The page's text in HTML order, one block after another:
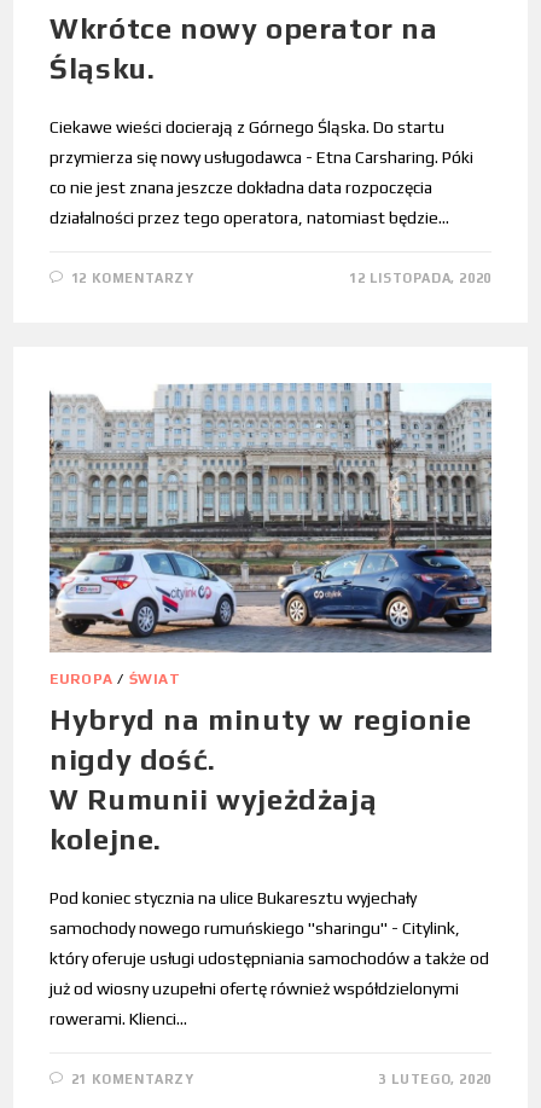
Wkrótce nowy operator na
Śląsku.
Ciekawe wieści docierają z Górnego Śląska. Do startu
przymierza się nowy usługodawca - Etna Carsharing. Póki
co nie jest znana jeszcze dokładna data rozpoczęcia
działalności przez tego operatora, natomiast będzie…
12 KOMENTARZY 12 LISTOPADA, 2020
EUROPA / ŚWIAT
Hybryd na minuty w regionie
nigdy dość.
W Rumunii wyjeżdżają
kolejne.
Pod koniec stycznia na ulice Bukaresztu wyjechały
samochody nowego rumuńskiego "sharingu" - Citylink,
który oferuje usługi udostępniania samochodów a także od
już od wiosny uzupełni ofertę również współdzielonymi
rowerami. Klienci…
21 KOMENTARZY 3 LUTEGO, 2020